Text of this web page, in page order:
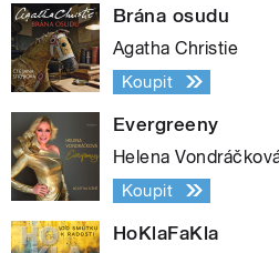
Brána osudu
Agatha Christie
Koupit
Evergreeny
Helena
Koupit
HoKlaFaKla